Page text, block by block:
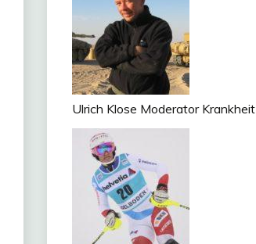
Ulrich Klose Moderator Krankheit